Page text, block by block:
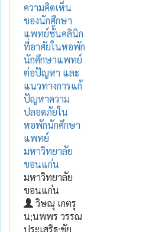
ความคิดเห็น
ของนักศึกษา
แพทย์ชั้นคลินิก
ที่อาศัยในหอพัก
นักศึกษาแพทย์
ต่อปัญหา และ
แนวทางการแก้
ปัญหาความ
ปลอดภัยใน
หอพักนักศึกษา
แพทย์
มหาวิทยาลัย
ขอนแก่น
มหาวิทยาลัย
ขอนแก่น
วิษณุ เกตรุ
น;นพพร วรรณ
ประเสริฐ;ชัย